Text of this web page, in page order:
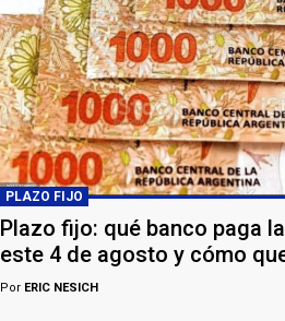
PLAZO FIJO
Plazo fijo: qué banco paga
este 4 de agosto y cómo
Por ERIC NESICH